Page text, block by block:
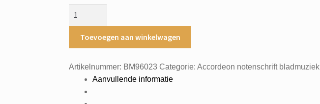
arrangee
pour
par
Carlo
West
Toevoegen aan winkelwagen
Artikelnummer: BM96023 Categorie:Accordeon notenschrift bladmuziek
Aanvullende informatie